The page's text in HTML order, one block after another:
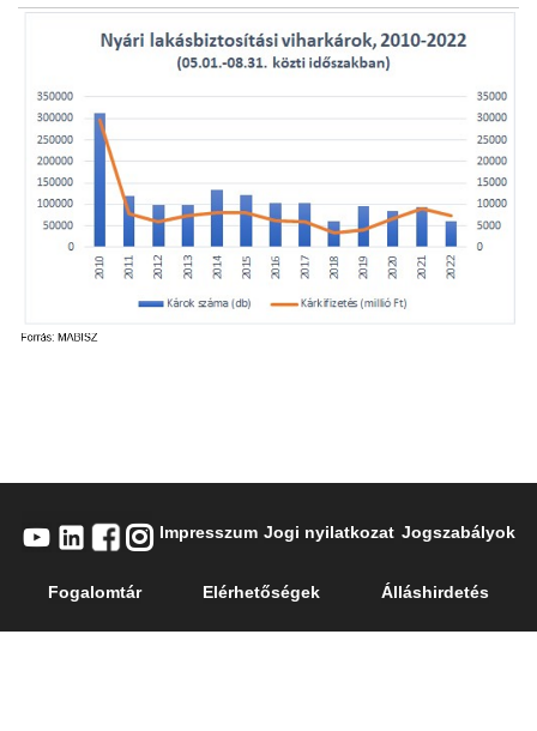
Impresszum Jogi nyilatkozat Jogszabályok
Fogalomtár Elérhetőségek Álláshirdetés